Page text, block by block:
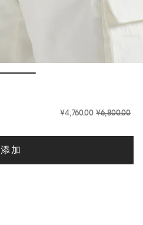
¥4,760.00 ¥6,800.00
添加